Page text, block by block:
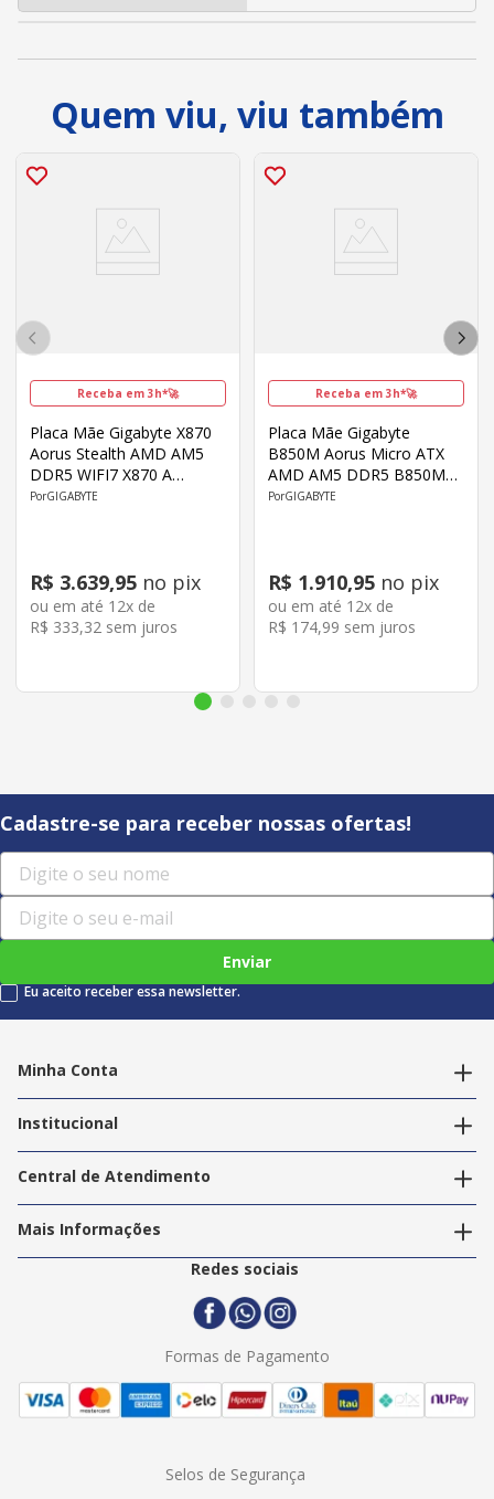
Quem viu, viu também
Receba em 3h*🚀
Placa Mãe Gigabyte X870
Aorus Stealth AMD AM5
DDR5 WIFI7 X870 A
STEALTH 1.0
GIGABYTE
R$ 3.639,95 no pix
ou em até 12x de
R$ 333,32 sem juros
Receba em 3h*🚀
Placa Mãe Gigabyte
B850M Aorus Micro ATX
AMD AM5 DDR5 B850M
EAGLE WF6E
GIGABYTE
R$ 1.910,95 no pix
ou em até 12x de
R$ 174,99 sem juros
Cadastre-se para receber nossas ofertas!
Enviar
Eu aceito receber essa newsletter.
Minha Conta
Editar endereços
Institucional
Nossas Lojas
Trabalhe Conosco
Central de Atendimento
Política de Privacidade
Termos e Condições
Politica de Entrega
Mais Informações
2ª Via Nota Fiscal
Redes sociais
Formas de Pagamento
Selos de Segurança